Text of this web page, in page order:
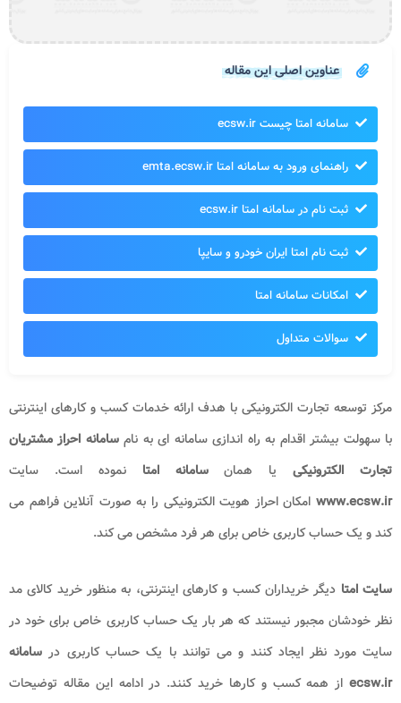
عناوین اصلی این مقاله
سامانه امتا چیست ecsw.ir
راهنمای ورود به سامانه امتا emta.ecsw.ir
ثبت نام در سامانه امتا ecsw.ir
ثبت نام امتا ایران خودرو و سایپا
امکانات سامانه امتا
سوالات متداول
مرکز توسعه تجارت الکترونیکی با هدف ارائه خدمات کسب و کارهای اینترنتی
با سهولت بیشتر اقدام به راه اندازی سامانه ای به نامسامانه احراز مشتریان
تجارت الکترونیکی یا همانسامانه امتا نموده است. سایت
www.ecsw.ir امکان احراز هویت الکترونیکی را به صورت آنلاین فراهم می
کند و یک حساب کاربری خاص برای هر فرد مشخص می کند.
سایت امتا دیگر خریداران کسب و کارهای اینترنتی، به منظور خرید کالای مد
نظر خودشان مجبور نیستند که هر بار یک حساب کاربری خاص برای خود در
سایت مورد نظر ایجاد کنند و می توانند با یک حساب کاربری در سامانه
ecsw.ir از همه کسب و کارها خرید کنند. در ادامه این مقاله توضیحات